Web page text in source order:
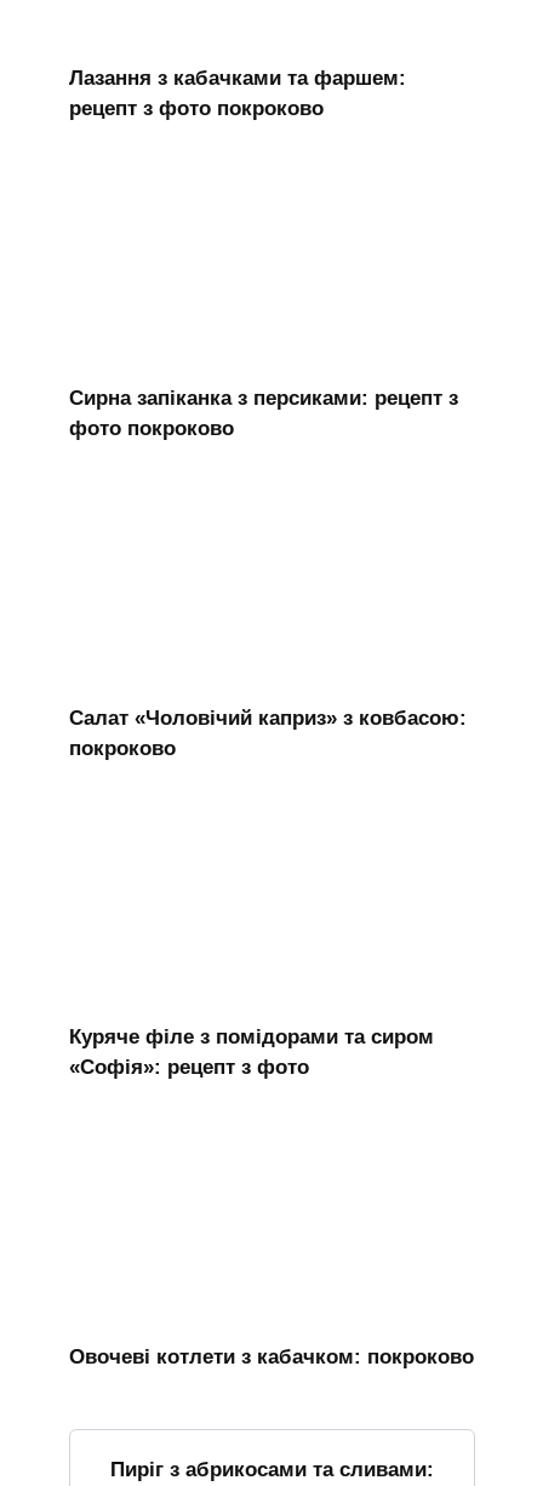
Лазання з кабачками та фаршем:
рецепт з фото покроково
Сирна запіканка з персиками: рецепт з
фото покроково
Салат «Чоловічий каприз» з ковбасою:
покроково
Куряче філе з помідорами та сиром
«Софія»: рецепт з фото
Овочеві котлети з кабачком: покроково
Пиріг з абрикосами та сливами: